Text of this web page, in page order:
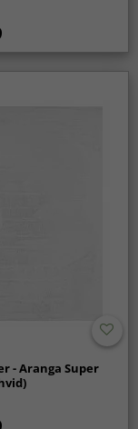
- Aranga Super